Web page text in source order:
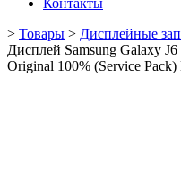
Контакты
> Товары > Дисплейные
Дисплей Samsung Galaxy
Original 100% (Service Pack)